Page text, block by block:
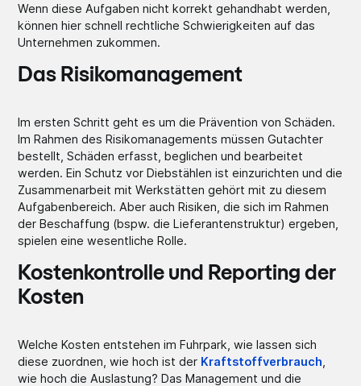
Wenn diese Aufgaben nicht korrekt gehandhabt werden,
können hier schnell rechtliche Schwierigkeiten auf das
Unternehmen zukommen.
Das Risikomanagement
Im ersten Schritt geht es um die Prävention von Schäden.
Im Rahmen des Risikomanagements müssen Gutachter
bestellt, Schäden erfasst, beglichen und bearbeitet
werden. Ein Schutz vor Diebstählen ist einzurichten und die
Zusammenarbeit mit Werkstätten gehört mit zu diesem
Aufgabenbereich. Aber auch Risiken, die sich im Rahmen
der Beschaffung (bspw. die Lieferantenstruktur) ergeben,
spielen eine wesentliche Rolle.
Kostenkontrolle und Reporting der
Kosten
Welche Kosten entstehen im Fuhrpark, wie lassen sich
diese zuordnen, wie hoch ist der Kraftstoffverbrauch
wie hoch die Auslastung? Das Management und die